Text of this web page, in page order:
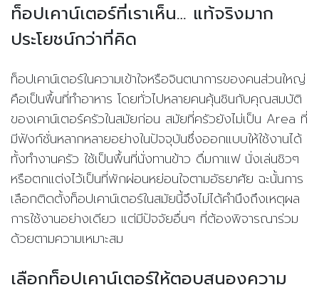
ท็อปเคาน์เตอร์ที่เราเห็น… แท้จริงมาก
ประโยชน์กว่าที่คิด
ท็อปเคาน์เตอร์ในความเข้าใจหรือจินตนาการของคนส่วนใหญ่
คือเป็นพื้นที่ทำอาหาร โดยทั่วไปหลายคนคุ้นชินกับคุณสมบัติ
ของเคาน์เตอร์ครัวในสมัยก่อน สมัยที่ครัวยังไม่เป็น Area ที่
มีฟังก์ชั่นหลากหลายอย่างในปัจจุบันซึ่งออกแบบให้ใช้งานได้
ทั้งทำงานครัว ใช้เป็นพื้นที่นั่งทานข้าว ดื่มกาแฟ นั่งเล่นชิวๆ
หรือตกแต่งไว้เป็นที่พักผ่อนหย่อนใจตามอัธยาศัย ฉะนั้นการ
เลือกติดตั้งท็อปเคาน์เตอร์ในสมัยนี้จึงไม่ได้คำนึงถึงเหตุผล
การใช้งานอย่างเดียว แต่มีปัจจัยอื่นๆ ที่ต้องพิจารณาร่วม
ด้วยตามความเหมาะสม
เลือกท็อปเคาน์เตอร์ให้ตอบสนองความ